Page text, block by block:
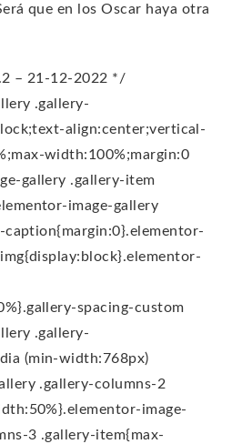
que en los Oscar haya otra
– 21-12-2022 */
.gallery-
align:center;vertical-
width:100%;margin:0
gallery .gallery-item
image-gallery
spacing-custom
.gallery-
(min-width:768px)
.gallery-columns-2
image-
3 .gallery-item{max-